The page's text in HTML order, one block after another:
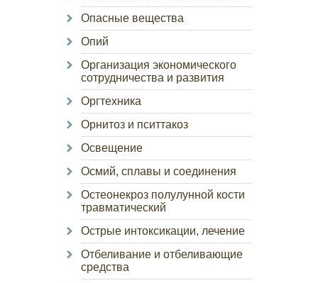
Опасные вещества
Опий
Организация экономического
сотрудничества и развития
Оргтехника
Орнитоз и пситтакоз
Освещение
Осмий, сплавы и соединения
Остеонекроз полулунной кости
травматический
Острые интоксикации, лечение
Отбеливание и отбеливающие
средства